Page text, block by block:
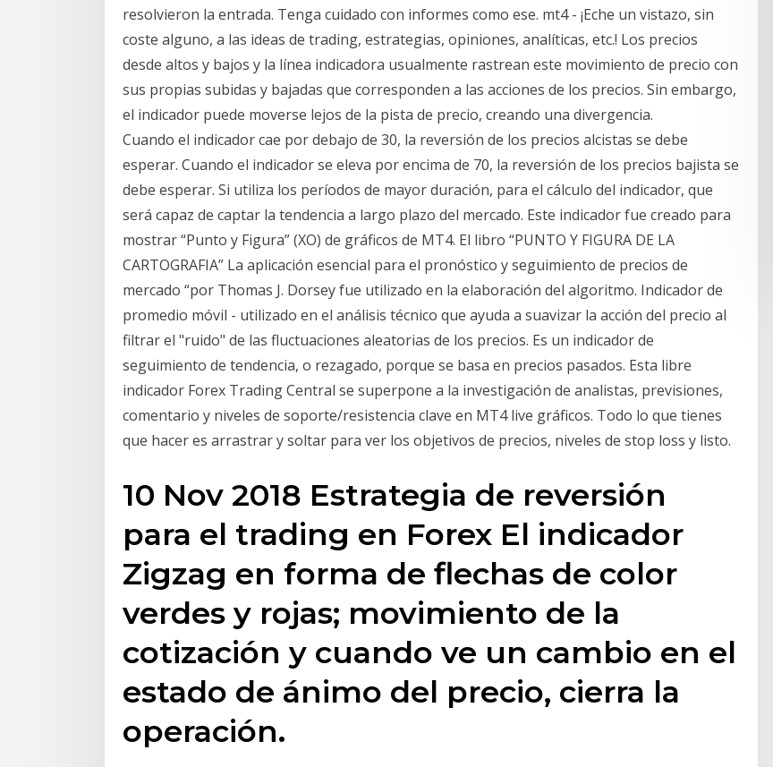
resolvieron la entrada. Tenga cuidado con informes como ese. mt4 - ¡Eche un vistazo, sin
coste alguno, a las ideas de trading, estrategias, opiniones, analíticas, etc.! Los precios
desde altos y bajos y la línea indicadora usualmente rastrean este movimiento de precio con
sus propias subidas y bajadas que corresponden a las acciones de los precios. Sin embargo,
el indicador puede moverse lejos de la pista de precio, creando una divergencia.
Cuando el indicador cae por debajo de 30, la reversión de los precios alcistas se debe
esperar. Cuando el indicador se eleva por encima de 70, la reversión de los precios bajista se
debe esperar. Si utiliza los períodos de mayor duración, para el cálculo del indicador, que
será capaz de captar la tendencia a largo plazo del mercado. Este indicador fue creado para
mostrar “Punto y Figura” (XO) de gráficos de MT4. El libro “PUNTO Y FIGURA DE LA
CARTOGRAFIA” La aplicación esencial para el pronóstico y seguimiento de precios de
mercado “por Thomas J. Dorsey fue utilizado en la elaboración del algoritmo. Indicador de
promedio móvil - utilizado en el análisis técnico que ayuda a suavizar la acción del precio al
filtrar el "ruido" de las fluctuaciones aleatorias de los precios. Es un indicador de
seguimiento de tendencia, o rezagado, porque se basa en precios pasados. Esta libre
indicador Forex Trading Central se superpone a la investigación de analistas, previsiones,
comentario y niveles de soporte/resistencia clave en MT4 live gráficos. Todo lo que tienes
que hacer es arrastrar y soltar para ver los objetivos de precios, niveles de stop loss y listo.
10 Nov 2018 Estrategia de reversión
para el trading en Forex El indicador
Zigzag en forma de flechas de color
verdes y rojas; movimiento de la
cotización y cuando ve un cambio en el
estado de ánimo del precio, cierra la
operación.